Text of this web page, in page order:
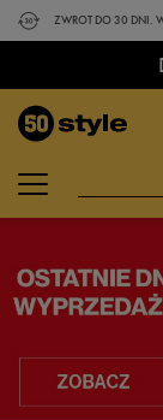
ZWROT DO 30 DNI.